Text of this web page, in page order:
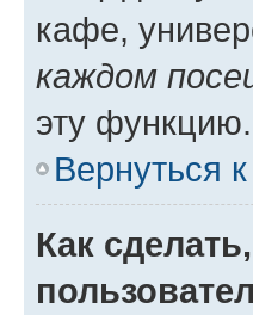
кафе,
каждом
эту функцию.
Вернуться
Как